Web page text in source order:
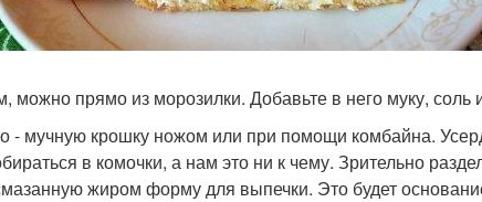
можно прямо из морозилки. Добавьте в него муку, соль
- мучную крошку ножом или при помощи комбайна.
в комочки, а нам это ни к чему. Зрительно
жиром форму для выпечки. Это будет